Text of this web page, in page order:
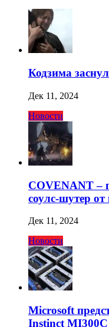
Кодзима
Дек 11, 2024
Новости
COVENANT –
соулс-шутер
Дек 11, 2024
Новости
Microsoft
Instinct